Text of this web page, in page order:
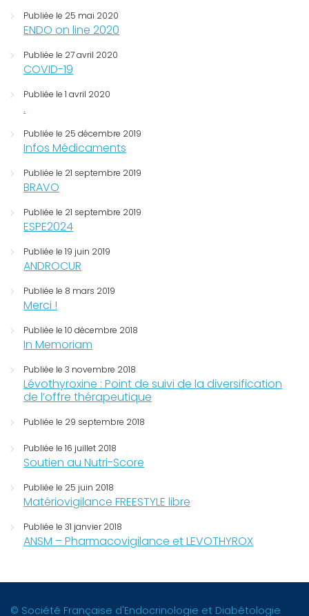
Publiée le 25 mai 2020
ENDO on line 2020
Publiée le 27 avril 2020
COVID-19
Publiée le 1 avril 2020
.
Publiée le 25 décembre 2019
Infos Médicaments
Publiée le 21 septembre 2019
BRAVO
Publiée le 21 septembre 2019
ESPE2024
Publiée le 19 juin 2019
ANDROCUR
Publiée le 8 mars 2019
Merci !
Publiée le 10 décembre 2018
In Memoriam
Publiée le 3 novembre 2018
Lévothyroxine : Point de suivi de la diversification
de l’offre thérapeutique
Publiée le 29 septembre 2018
Publiée le 16 juillet 2018
Soutien au Nutri-Score
Publiée le 25 juin 2018
Matériovigilance FREESTYLE libre
Publiée le 31 janvier 2018
ANSM – Pharmacovigilance et LEVOTHYROX
© Société Française d'Endocrinologie et Diabétologie